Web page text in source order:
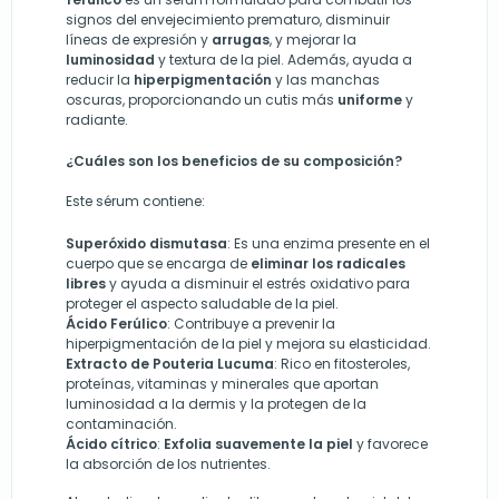
signos del envejecimiento prematuro, disminuir
líneas de expresión y arrugas, y mejorar la
luminosidad y textura de la piel. Además, ayuda a
reducir la hiperpigmentación y las manchas
oscuras, proporcionando un cutis más uniformey
radiante.
¿Cuáles son los beneficios de su composición?
Este sérum contiene:
Superóxido dismutasa: Es una enzima presente en el
cuerpo que se encarga de eliminar los radicales
libresy ayuda a disminuir el estrés oxidativo para
proteger el aspecto saludable de la piel.
Ácido Ferúlico: Contribuye a prevenir la
hiperpigmentación de la piel y mejora su elasticidad.
Extracto de Pouteria Lucuma: Rico en fitosteroles,
proteínas, vitaminas y minerales que aportan
luminosidad a la dermis y la protegen de la
contaminación.
Ácido cítrico: Exfolia suavemente la piel y favorece
la absorción de los nutrientes.